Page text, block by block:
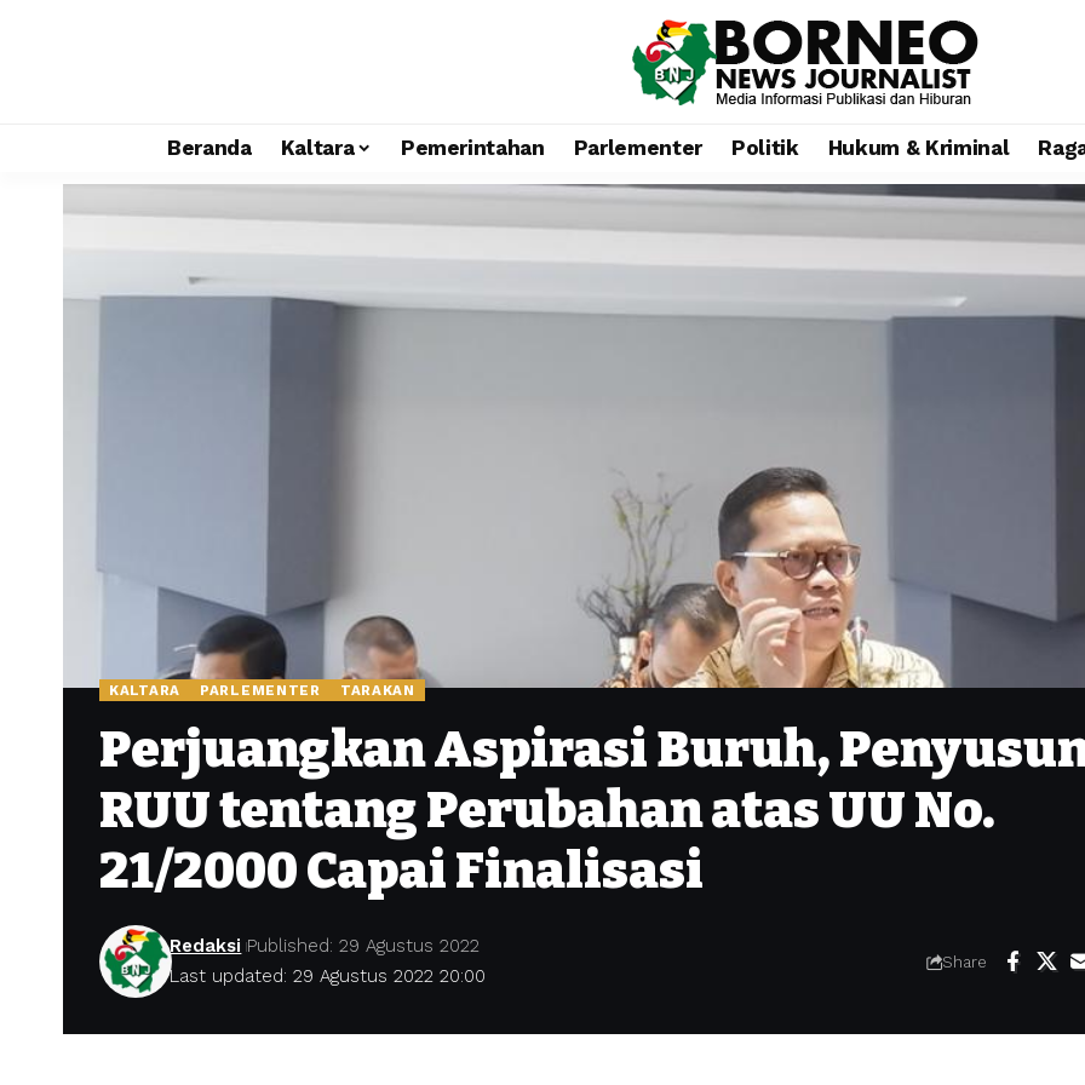
Beranda Kaltara Pemerintahan Parlementer Politik Hukum & Kriminal
KALTARA PARLEMENTER TARAKAN
Perjuangkan Aspirasi Buruh,
RUU tentang Perubahan atas UU No.
21/2000 Capai Finalisasi
Last updated: 29 Agustus 2022 20:00
Redaksi Published: 29 Agustus 2022
Share